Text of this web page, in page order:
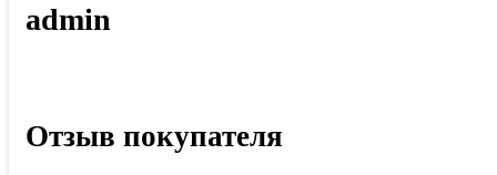
admin
Отзыв покупателя